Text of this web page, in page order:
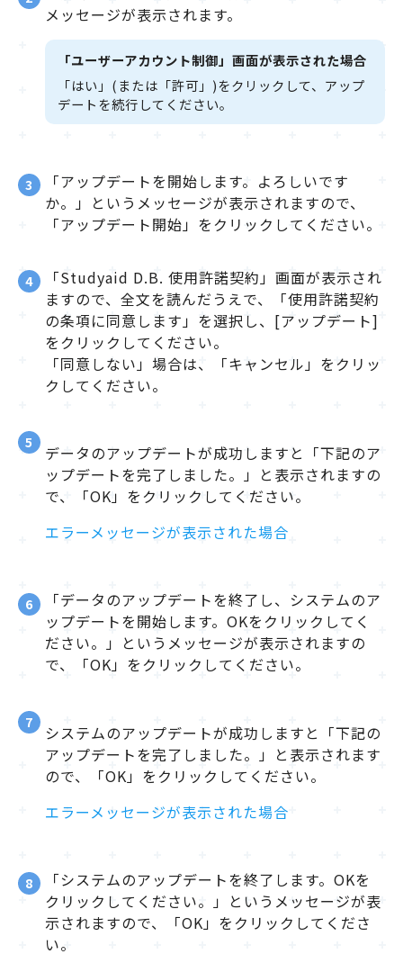
メッセージが表示されます。
「ユーザーアカウント制御」画面が表示された場合
「はい」(または「許可」)をクリックして、アップ
デートを続行してください。
3
「アップデートを開始します。よろしいです
か。」というメッセージが表示されますので、
「アップデート開始」をクリックしてください。
4
「Studyaid D.B. 使用許諾契約」画面が表示され
ますので、全文を読んだうえで、「使用許諾契約
の条項に同意します」を選択し、[アップデート]
をクリックしてください。
「同意しない」場合は、「キャンセル」をクリッ
クしてください。
5
データのアップデートが成功しますと「下記のア
ップデートを完了しました。」と表示されますの
で、「OK」をクリックしてください。
エラーメッセージが表示された場合
6
「データのアップデートを終了し、システムのア
ップデートを開始します。OKをクリックしてく
ださい。」というメッセージが表示されますの
で、「OK」をクリックしてください。
7
システムのアップデートが成功しますと「下記の
アップデートを完了しました。」と表示されます
ので、「OK」をクリックしてください。
エラーメッセージが表示された場合
8
「システムのアップデートを終了します。OKを
クリックしてください。」というメッセージが表
示されますので、「OK」をクリックしてくださ
い。